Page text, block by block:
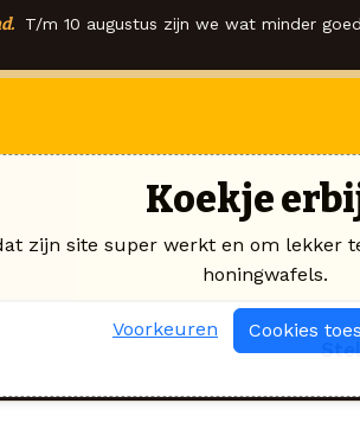
T/m 10 augustus zijn we wat minder
Koekje
zijn site super werkt en om lekker
honingwafels.
Voorkeuren Cookies